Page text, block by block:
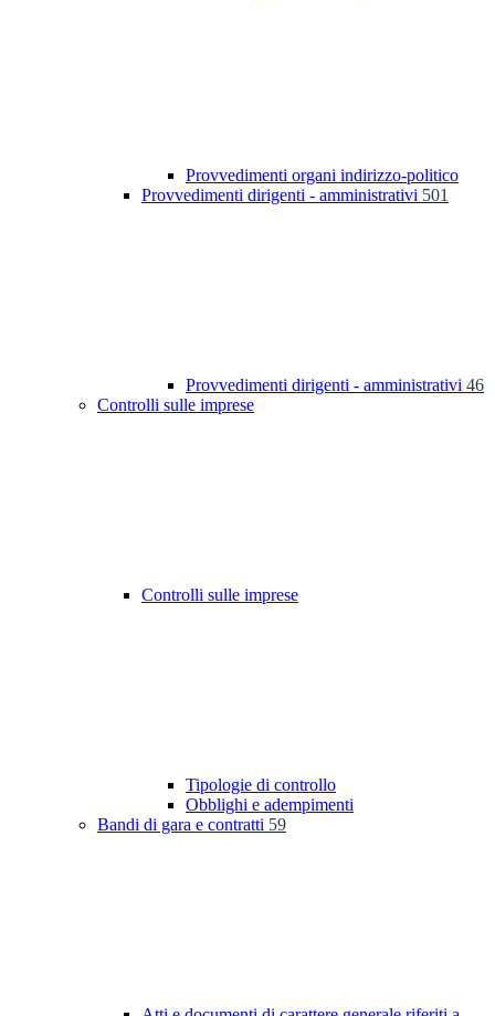
Provvedimenti organi indirizzo-politico
Provvedimenti dirigenti - amministrativi 501
Provvedimenti dirigenti - amministrativi 46
Controlli sulle imprese
Controlli sulle imprese
Tipologie di controllo
Obblighi e adempimenti
Bandi di gara e contratti 59